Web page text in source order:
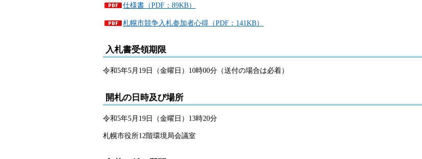
仕様書（PDF：89KB）
札幌市競争入札参加者心得（PDF：141KB）
入札書受領期限
令和5年5月19日（金曜日）10時00分（送付の場合は必着）
開札の日時及び場所
令和5年5月19日（金曜日）13時20分
札幌市役所12階環境局会議室